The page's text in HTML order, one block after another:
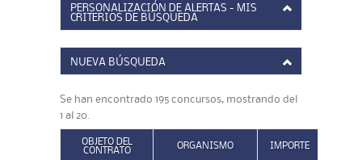
PERSONALIZACIÓN DE ALERTAS - MIS
CRITERIOS DE BÚSQUEDA
NUEVA BÚSQUEDA
Se han encontrado 195 concursos, mostrando del
1 al 20.
OBJETO DEL
CONTRATO
ORGANISMO IMPORTE